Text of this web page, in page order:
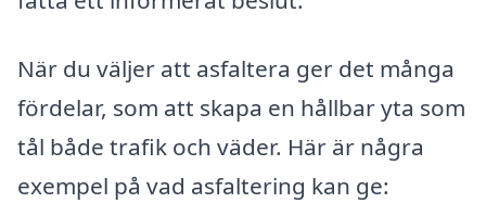
När du väljer att asfaltera ger det många
fördelar, som att skapa en hållbar yta som
tål både trafik och väder. Här är några
exempel på vad asfaltering kan ge: